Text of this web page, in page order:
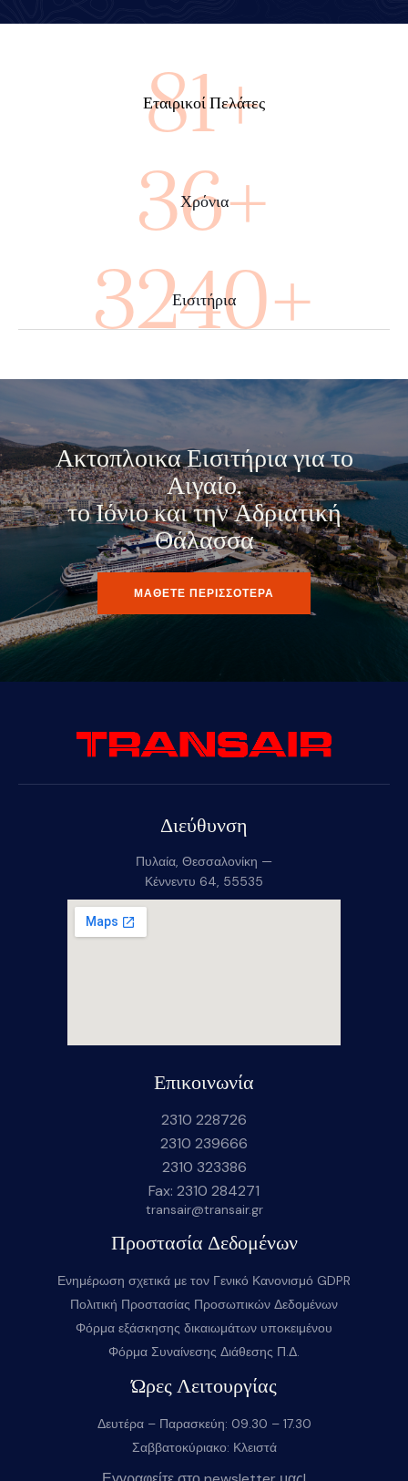
100+
Εταιρικοί Πελάτες
45+
Χρόνια
4000+
Εισιτήρια
Ακτοπλοικα Εισιτήρια για το
Αιγαίο,
το Ιόνιο και την Αδριατική
Θάλασσα
ΜΑΘΕΤΕ ΠΕΡΙΣΣΟΤΕΡΑ
Διεύθυνση
Πυλαία, Θεσσαλονίκη —
Κέννεντυ 64, 55535
Επικοινωνία
2310 228726
2310 239666
2310 323386
Fax: 2310 284271
transair@transair.gr
Προστασία Δεδομένων
Ενημέρωση σχετικά με τον Γενικό Κανονισμό GDPR
Πολιτική Προστασίας Προσωπικών Δεδομένων
Φόρμα εξάσκησης δικαιωμάτων υποκειμένου
Φόρμα Συναίνεσης Διάθεσης Π.Δ.
Ώρες Λειτουργίας
Δευτέρα – Παρασκεύη: 09.30 – 17.30
Σαββατοκύριακο: Κλειστά